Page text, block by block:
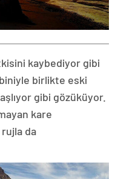
kaybediyor gibi
birlikte eski
gibi gözüküyor.
kare
da